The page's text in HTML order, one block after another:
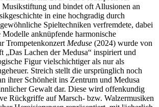
und bindet oft Allusionen an
in eine hochgradig durch
Spieltechniken verfremdete, dabei
Modelle anknüpfende harmonische
Trompetenkonzert Meduse (2024) wurde von
„Das Lachen der Medusa“ inspiriert und
Figur vielschichtiger als nur als
Streich stellt die ursprünglich noch
ihrer Schönheit ins Zentrum und Medusa
Gewalt dar. Diese wird offenkundig
Rückgriffe auf Marsch- bzw. Walzermusiken